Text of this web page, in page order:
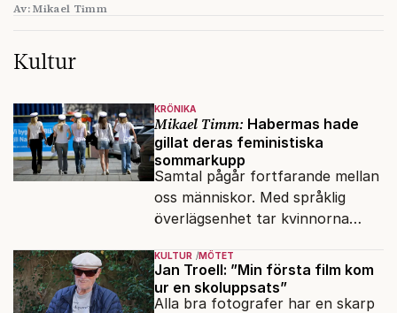
Av: Mikael Timm
Kultur
KRÖNIKA
Mikael Timm: Habermas hade
gillat deras feministiska
sommarkupp
Samtal pågår fortfarande mellan
oss människor. Med språklig
överlägsenhet tar kvinnorna
KULTUR MÖTET
Jan Troell: ”Min första film kom
ur en skoluppsats”
Alla bra fotografer har en skarp